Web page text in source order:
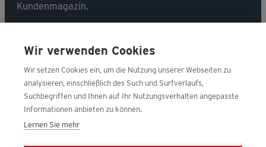
Kundenmagazin.
Jetzt abonnieren
Folgen Sie uns
Wir verwenden Cookies
Wir setzen Cookies ein, um die Nutzung unserer Webseiten zu
analysieren, einschließlich des Such und Surfverlaufs,
Suchbegriffen und Ihnen auf Ihr Nutzungsverhalten angepasste
Informationen anbieten zu können.
Lernen Sie mehr